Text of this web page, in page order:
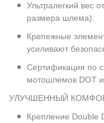
Ультралегкий вес
размера шлема).
Крепежные
усиливают
Сертификация по
мотошлемов DOT и
УЛУЧШЕННЫЙ
Крепление Double